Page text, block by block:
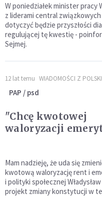
W poniedziałek minister pracy
z liderami central
dotyczyć będzie przyszłości
regulującej tę kwestię -
Sejmej.
12 lat temu WIADOMOŚCI Z POLSKI
PAP / psd
"Chcę kwotowej
waloryzacji
Mam nadzieję, że uda się
kwotową waloryzację rent i
i polityki społecznej
projekt zmiany konstytucji w